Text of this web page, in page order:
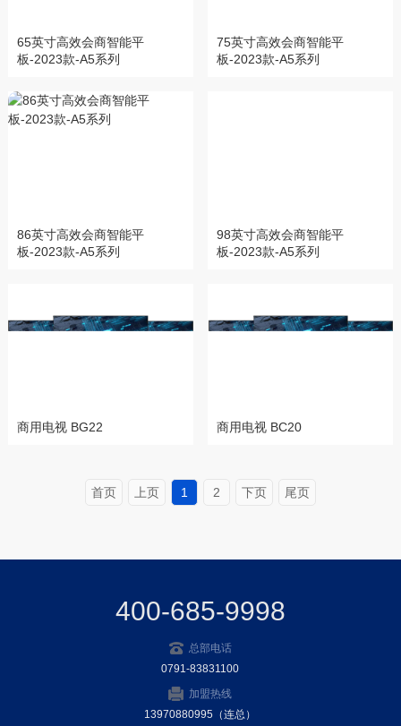
65英寸高效会商智能平
板-2023款-A5系列
75英寸高效会商智能平
板-2023款-A5系列
86英寸高效会商智能平
板-2023款-A5系列
98英寸高效会商智能平
板-2023款-A5系列
商用电视 BG22 商用电视 BC20
首页 上页 1 2 下页 尾页
400-685-9998
总部电话
0791-83831100
加盟热线
13970880995（连总）